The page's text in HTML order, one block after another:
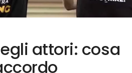
attori: cosa